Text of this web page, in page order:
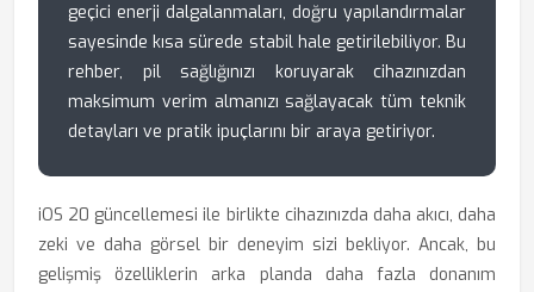
geçici enerji dalgalanmaları, doğru yapılandırmalar
sayesinde kısa sürede stabil hale getirilebiliyor. Bu
rehber, pil sağlığınızı koruyarak cihazınızdan
maksimum verim almanızı sağlayacak tüm teknik
detayları ve pratik ipuçlarını bir araya getiriyor.
iOS 20 güncellemesi ile birlikte cihazınızda daha akıcı, daha
zeki ve daha görsel bir deneyim sizi bekliyor. Ancak, bu
gelişmiş özelliklerin arka planda daha fazla donanım